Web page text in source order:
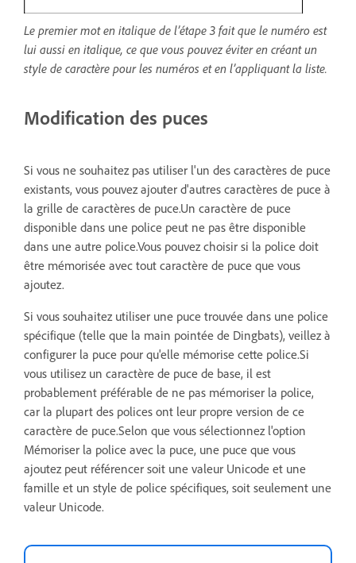
Le premier mot en italique de l’étape 3 fait que le numéro est
lui aussi en italique, ce que vous pouvez éviter en créant un
style de caractère pour les numéros et en l’appliquant la liste.
Modification des puces
Si vous ne souhaitez pas utiliser l'un des caractères de puce
existants, vous pouvez ajouter d'autres caractères de puce à
la grille de caractères de puce.Un caractère de puce
disponible dans une police peut ne pas être disponible
dans une autre police.Vous pouvez choisir si la police doit
être mémorisée avec tout caractère de puce que vous
ajoutez.
Si vous souhaitez utiliser une puce trouvée dans une police
spécifique (telle que la main pointée de Dingbats), veillez à
configurer la puce pour qu'elle mémorise cette police.Si
vous utilisez un caractère de puce de base, il est
probablement préférable de ne pas mémoriser la police,
car la plupart des polices ont leur propre version de ce
caractère de puce.Selon que vous sélectionnez l'option
Mémoriser la police avec la puce, une puce que vous
ajoutez peut référencer soit une valeur Unicode et une
famille et un style de police spécifiques, soit seulement une
valeur Unicode.